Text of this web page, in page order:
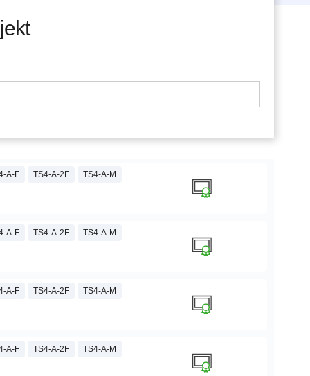
A-F TS4-A-2F TS4-A-M
A-F TS4-A-2F TS4-A-M
A-F TS4-A-2F TS4-A-M
A-F TS4-A-2F TS4-A-M